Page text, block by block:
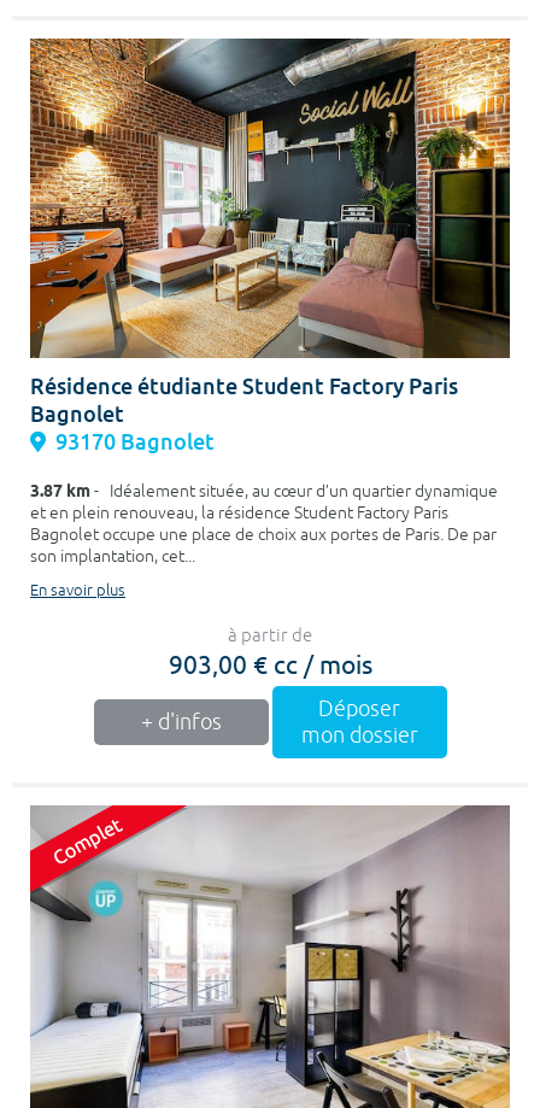
Résidence étudiante Student Factory Paris
Bagnolet
93170 Bagnolet
3.87 km- Idéalement située, au cœur d’un quartier dynamique
et en plein renouveau, la résidence Student Factory Paris
Bagnolet occupe une place de choix aux portes de Paris. De par
son implantation, cet...
En savoir plus
à partir de
903,00 € cc / mois
+ d'infos
Déposer
mon dossier